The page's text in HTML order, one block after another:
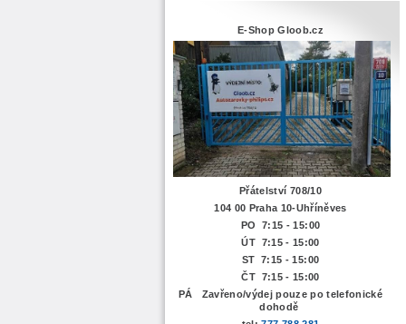
E-Shop Gloob.cz
Přátelství 708/10
104 00 Praha 10-Uhříněves
PO 7:15 - 15:00
ÚT 7:15 - 15:00
ST 7:15 - 15:00
ČT 7:15 - 15:00
PÁ Zavřeno/výdej pouze po telefonické
dohodě